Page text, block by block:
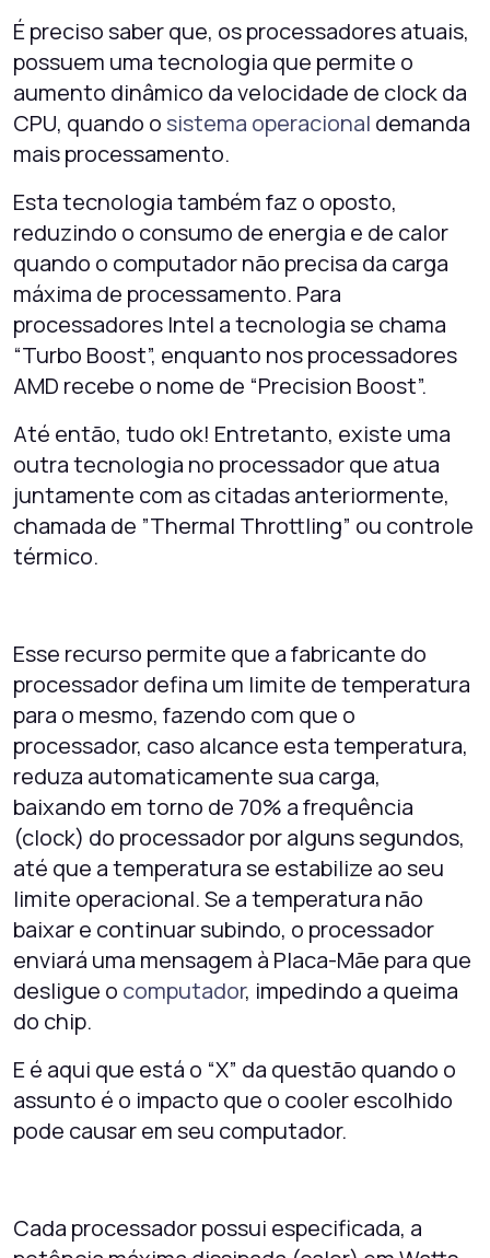
É preciso saber que, os processadores atuais,
possuem uma tecnologia que permite o
aumento dinâmico da velocidade de clock da
CPU, quando o sistema operacional demanda
mais processamento.
Esta tecnologia também faz o oposto,
reduzindo o consumo de energia e de calor
quando o computador não precisa da carga
máxima de processamento. Para
processadores Intel a tecnologia se chama
“Turbo Boost”, enquanto nos processadores
AMD recebe o nome de “Precision Boost”.
Até então, tudo ok! Entretanto, existe uma
outra tecnologia no processador que atua
juntamente com as citadas anteriormente,
chamada de ”Thermal Throttling” ou controle
térmico.
Esse recurso permite que a fabricante do
processador defina um limite de temperatura
para o mesmo, fazendo com que o
processador, caso alcance esta temperatura,
reduza automaticamente sua carga,
baixando em torno de 70% a frequência
(clock) do processador por alguns segundos,
até que a temperatura se estabilize ao seu
limite operacional. Se a temperatura não
baixar e continuar subindo, o processador
enviará uma mensagem à Placa-Mãe para que
desligue o computador, impedindo a queima
do chip.
E é aqui que está o “X” da questão quando o
assunto é o impacto que o cooler escolhido
pode causar em seu computador.
Cada processador possui especificada, a